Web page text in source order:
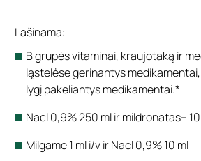
Lašinama:
B grupės vitaminai, kraujotaką ir
ląstelėse gerinantys
lygį pakeliantys medikamentai.*
Nacl 0,9% 250 ml ir mildronatas–
Milgame 1 ml i/v ir Nacl 0,9% 10 ml